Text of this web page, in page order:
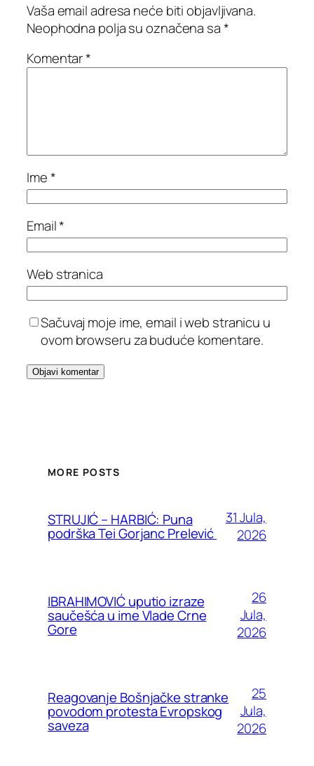
Vaša email adresa neće biti objavljivana.
Neophodna polja su označena sa*
Komentar*
Ime*
Email*
Web stranica
Sačuvaj moje ime, email i web stranicu u
ovom browseru za buduće komentare.
MORE POSTS
STRUJIĆ – HARBIĆ: Puna
podrška Tei Gorjanc Prelević
31 Jula,
2026
IBRAHIMOVIĆ uputio izraze
saučešća u ime Vlade Crne
Gore
26
Jula,
2026
Reagovanje Bošnjačke stranke
povodom protesta Evropskog
saveza
25
Jula,
2026